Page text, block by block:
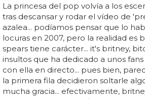
La princesa del pop volvía a los
tras descansar y rodar el vídeo de
azalea... podíamos pensar que lo
locuras en 2007, pero la realidad es
spears tiene carácter... it's britney,
insultos que ha dedicado a unos
con ella en directo... pues bien,
la primera fila decidieron soltarle
mucha gracia... efectivamente,